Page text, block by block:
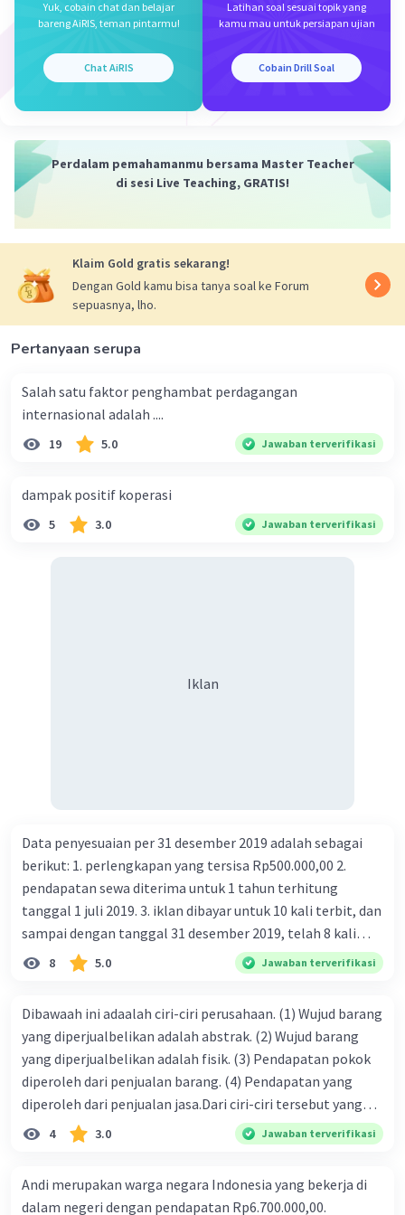
Yuk, cobain chat dan belajar
bareng AiRIS, teman pintarmu!
Chat AiRIS
Latihan soal sesuai topik yang
kamu mau untuk persiapan ujian
Cobain Drill Soal
Perdalam pemahamanmu bersama Master Teacher
di sesi Live Teaching, GRATIS!
Klaim Gold gratis sekarang!
Dengan Gold kamu bisa tanya soal ke Forum
sepuasnya, lho.
Pertanyaan serupa
Salah satu faktor penghambat perdagangan
internasional adalah ....
19 5.0 Jawaban terverifikasi
dampak positif koperasi
5 3.0 Jawaban terverifikasi
Iklan
Data penyesuaian per 31 desember 2019 adalah sebagai
berikut: 1. perlengkapan yang tersisa Rp500.000,00 2.
pendapatan sewa diterima untuk 1 tahun terhitung
tanggal 1 juli 2019. 3. iklan dibayar untuk 10 kali terbit, dan
sampai dengan tanggal 31 desember 2019, telah 8 kali
terbit. 4. gaji terutang untuk periode berjalan sebesar
Rp800.000,00 dari data di atas, pencatatan jurnal pembalik
8 5.0 Jawaban terverifikasi
Dibawaah ini adaalah ciri-ciri perusahaan. (1) Wujud barang
yang diperjualbelikan adalah abstrak. (2) Wujud barang
yang diperjualbelikan adalah fisik. (3) Pendapatan pokok
diperoleh dari penjualan barang. (4) Pendapatan yang
diperoleh dari penjualan jasa.Dari ciri-ciri tersebut yang
merupakan ciri dari perusahaan dagang ditunjukan pada
nomor…. a. 1 dan 3 b. 3 dan 4 c. 2 dan 3 d. 1 dan 2 e. 2 dan 4
4 3.0 Jawaban terverifikasi
Andi merupakan warga negara Indonesia yang bekerja di
dalam negeri dengan pendapatan Rp6.700.000,00.